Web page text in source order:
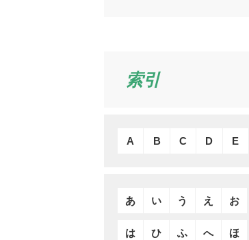
索引
A B C D E
あ い う え お
は ひ ふ へ ほ